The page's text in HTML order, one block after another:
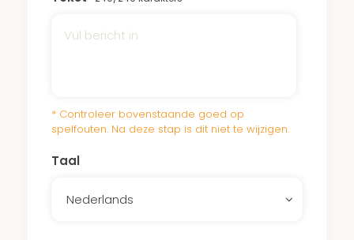
* Controleer bovenstaande goed op
spelfouten. Na deze stap is dit niet te wijzigen.
Taal
Nederlands